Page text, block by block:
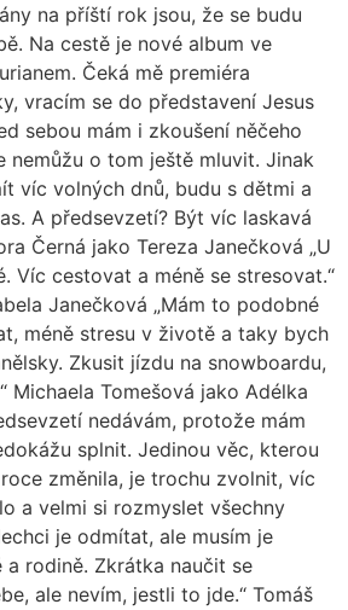
na příští rok jsou, že se budu
Na cestě je nové album ve
Čeká mě premiéra
vracím se do představení Jesus
sebou mám i zkoušení něčeho
nemůžu o tom ještě mluvit. Jinak
víc volných dnů, budu s dětmi a
A předsevzetí? Být víc laskavá
Černá jako Tereza Janečková „U
Víc cestovat a méně se stresovat.“
Janečková „Mám to podobné
méně stresu v životě a taky bych
Zkusit jízdu na snowboardu,
Michaela Tomešová jako Adélka
nedávám, protože mám
splnit. Jedinou věc, kterou
změnila, je trochu zvolnit, víc
a velmi si rozmyslet všechny
je odmítat, ale musím je
rodině. Zkrátka naučit se
ale nevím, jestli to jde.“ Tomáš